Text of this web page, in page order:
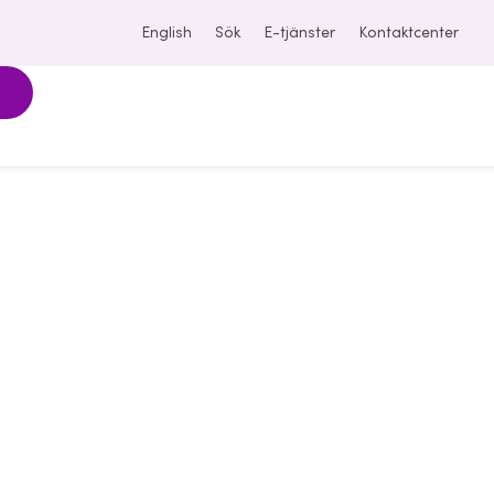
English Sök E-tjänster Kontaktcenter